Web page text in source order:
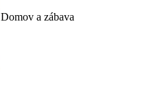
Domov a zábava